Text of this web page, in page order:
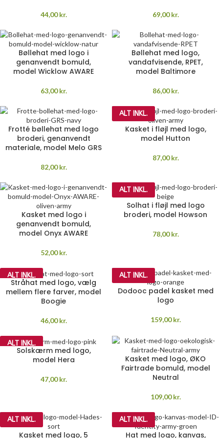
44,00kr. 69,00kr.
Bøllehat med logo i
genanvendt bomuld,
model Wicklow AWARE
63,00kr.
Bøllehat med logo,
vandafvisende, RPET,
model Baltimore
86,00kr.
Frotté bøllehat med logo
broderi, genanvendt
materiale, model Melo GRS
82,00kr.
ALT INKL.
Kasket i fløjl med logo,
model Hutton
87,00kr.
Kasket med logo i
genanvendt bomuld,
model Onyx AWARE
52,00kr.
ALT INKL.
Solhat i fløjl med logo
broderi, model Howson
78,00kr.
ALT INKL.
Stråhat med logo, vælg
mellem flere farver, model
Boogie
46,00kr.
ALT INKL.
Dodooc padel kasket med
logo
159,00kr.
ALT INKL.
Solskærm med logo,
model Hera
47,00kr.
Kasket med logo, ØKO
Fairtrade bomuld, model
Neutral
109,00kr.
ALT INKL.
Kasket med logo, 5
ALT INKL.
Hat med logo, kanvas,